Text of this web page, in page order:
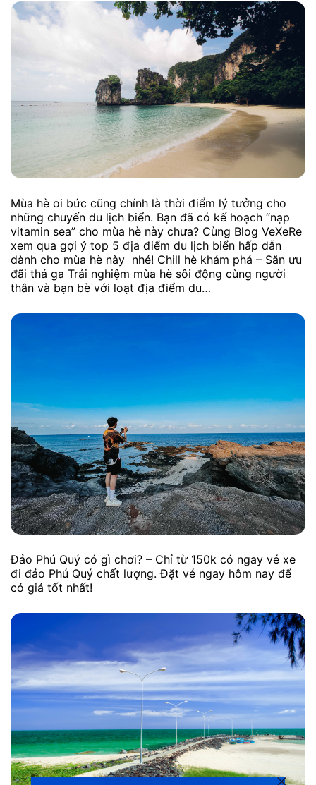
Mùa hè oi bức cũng chính là thời điểm lý tưởng cho
những chuyến du lịch biển. Bạn đã có kế hoạch “nạp
vitamin sea” cho mùa hè này chưa? Cùng Blog VeXeRe
xem qua gợi ý top 5 địa điểm du lịch biển hấp dẫn
dành cho mùa hè này nhé! Chill hè khám phá – Săn ưu
đãi thả ga Trải nghiệm mùa hè sôi động cùng người
thân và bạn bè với loạt địa điểm du…
Đảo Phú Quý có gì chơi? – Chỉ từ 150k có ngay vé xe
đi đảo Phú Quý chất lượng. Đặt vé ngay hôm nay để
có giá tốt nhất!